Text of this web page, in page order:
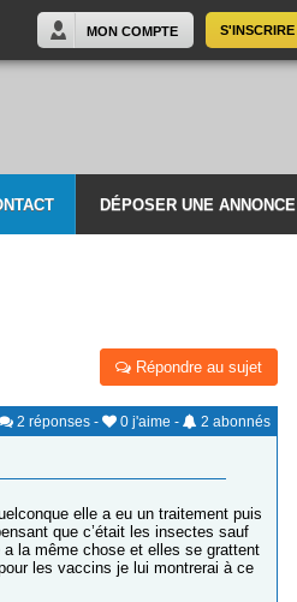
S'INSCRIRE
MON COMPTE
DÉPOSER UNE ANNONCE
Répondre au sujet
2 réponses - 0 j'aime - 2 abonnés
elle a eu un traitement puis
que c’était les insectes sauf
la même chose et elles se grattent
les vaccins je lui montrerai à ce